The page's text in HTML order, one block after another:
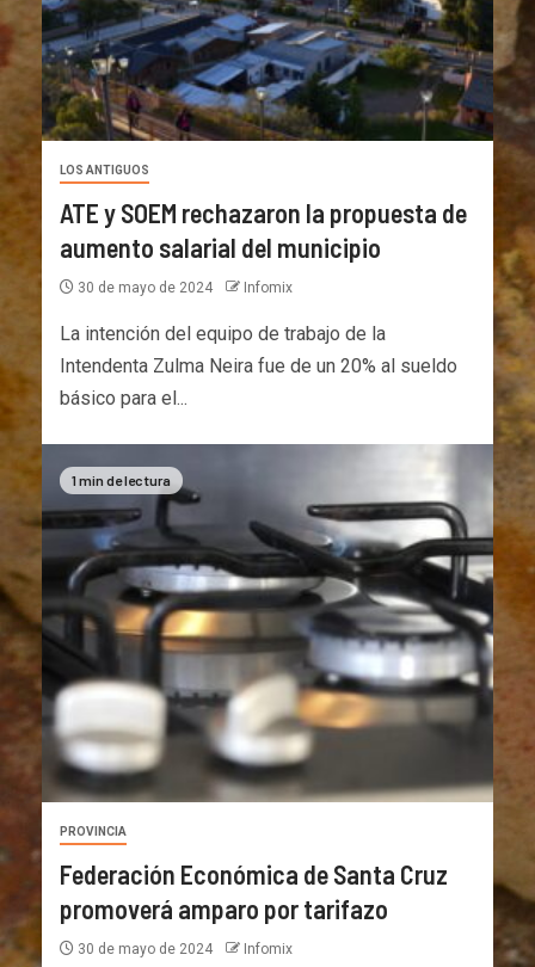
LOS ANTIGUOS
ATE y SOEM rechazaron la propuesta de
aumento salarial del municipio
30 de mayo de 2024 Infomix
La intención del equipo de trabajo de la
Intendenta Zulma Neira fue de un 20% al sueldo
básico para el...
1 min de lectura
PROVINCIA
Federación Económica de Santa Cruz
promoverá amparo por tarifazo
30 de mayo de 2024 Infomix